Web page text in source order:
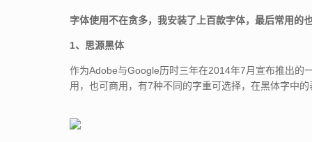
字体使用不在贪多，我安装了上百款字体，最后常用的
1、思源黑体
作为Adobe与Google历时三年在2014年7月宣布推出的
用，也可商用，有7种不同的字重可选择，在黑体字中